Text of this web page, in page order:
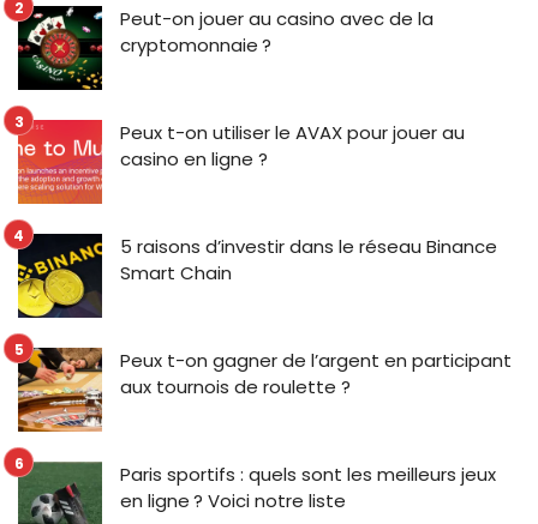
Peut-on jouer au casino avec de la
cryptomonnaie ?
Peux t-on utiliser le AVAX pour jouer au
casino en ligne ?
5 raisons d’investir dans le réseau Binance
Smart Chain
Peux t-on gagner de l’argent en participant
aux tournois de roulette ?
Paris sportifs : quels sont les meilleurs jeux
en ligne ? Voici notre liste